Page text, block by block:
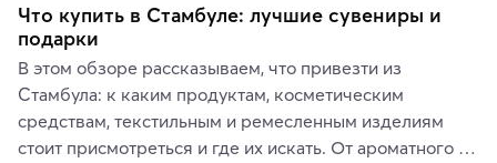
Что купить в Стамбуле: лучшие сувениры и
подарки
В этом обзоре рассказываем, что привезти из
Стамбула: к каким продуктам, косметическим
средствам, текстильным и ремесленным изделиям
стоит присмотреться и где их искать. От ароматного